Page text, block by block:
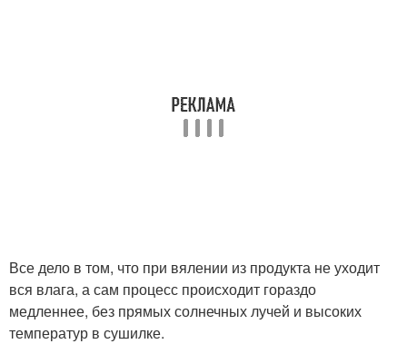
Все дело в том, что при вялении из продукта не уходит
вся влага, а сам процесс происходит гораздо
медленнее, без прямых солнечных лучей и высоких
температур в сушилке.